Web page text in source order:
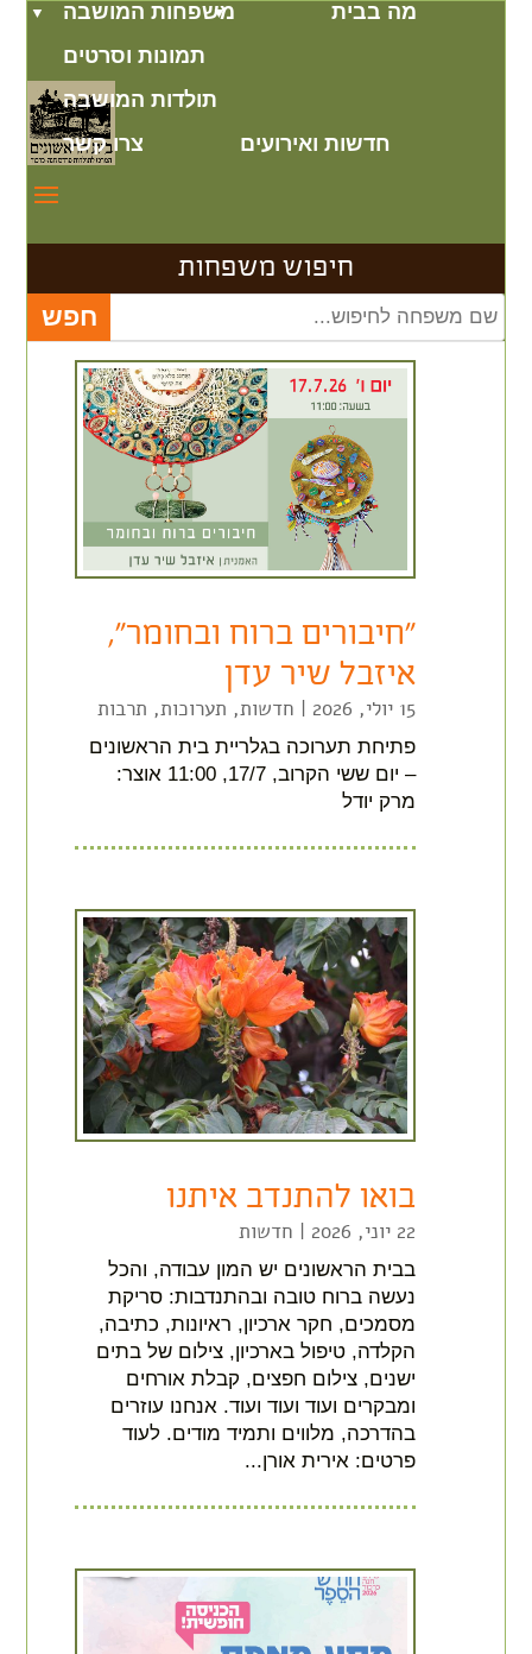
מה בבית
משפחות המושבה
תמונות וסרטים
תולדות המושבה
חדשות ואירועים
צרו קשר
חיפוש משפחות
"חיבורים ברוח ובחומר",
איזבל שיר עדן
15 יולי, 2026 | חדשות, תערוכות, תרבות
פתיחת תערוכה בגלריית בית הראשונים
– יום ששי הקרוב, 17/7, 11:00 אוצר:
מרק יודל
בואו להתנדב איתנו
22 יוני, 2026 | חדשות
בבית הראשונים יש המון עבודה, והכל
נעשה ברוח טובה ובהתנדבות: סריקת
מסמכים, חקר ארכיון, ראיונות, כתיבה,
הקלדה, טיפול בארכיון, צילום של בתים
ישנים, צילום חפצים, קבלת אורחים
ומבקרים ועוד ועוד ועוד. אנחנו עוזרים
בהדרכה, מלווים ותמיד מודים. לעוד
פרטים: אירית אורן...